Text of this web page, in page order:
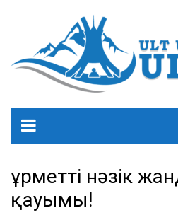
Құрметті нәзік
қауымы!